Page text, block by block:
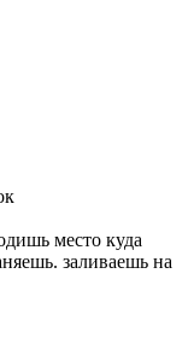
место куда
заливаешь на